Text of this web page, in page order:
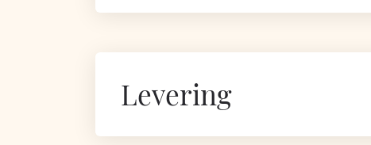
Levering